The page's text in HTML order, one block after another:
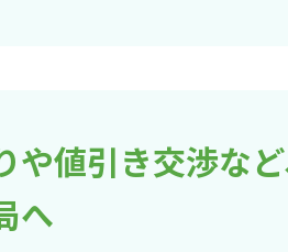
や値引き交渉な
へ